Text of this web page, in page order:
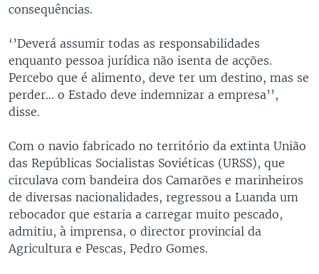
consequências.
‘’Deverá assumir todas as responsabilidades
enquanto pessoa jurídica não isenta de acções.
Percebo que é alimento, deve ter um destino, mas se
perder… o Estado deve indemnizar a empresa’’,
disse.
Com o navio fabricado no território da extinta União
das Repúblicas Socialistas Soviéticas (URSS), que
circulava com bandeira dos Camarões e marinheiros
de diversas nacionalidades, regressou a Luanda um
rebocador que estaria a carregar muito pescado,
admitiu, à imprensa, o director provincial da
Agricultura e Pescas, Pedro Gomes.